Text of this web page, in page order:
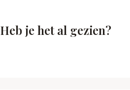
Heb je het al gezien?